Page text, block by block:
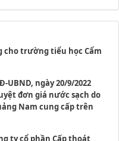
cho trường tiểu học Cẩm
UBND, ngày 20/9/2022
đơn giá nước sạch do
Nam cung cấp trên
ty cổ phần Cấp thoát